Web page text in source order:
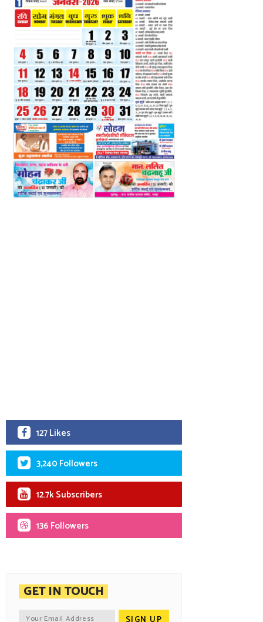
127 Likes
3,240 Followers
12.7k Subscribers
136 Followers
GET IN TOUCH